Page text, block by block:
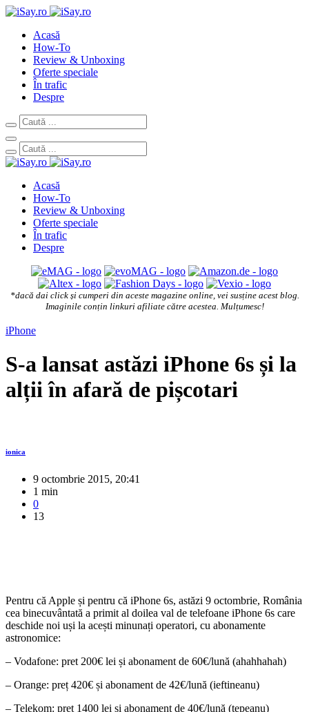
Acasă
How-To
Review & Unboxing
Oferte speciale
În trafic
Despre
Acasă
How-To
Review & Unboxing
Oferte speciale
În trafic
Despre
*dacă dai click și cumperi din aceste magazine online, vei susține acest blog.
Imaginile conțin linkuri afiliate către acestea. Mulțumesc!
iPhone
S-a lansat astăzi iPhone 6s și la
alții în afară de pișcotari
ionica
9 octombrie 2015, 20:41
1 min
0
13
Pentru că Apple și pentru că iPhone 6s, astăzi 9 octombrie, România
cea binecuvântată a primit al doilea val de telefoane iPhone 6s care
deschide noi uși la acești minunați operatori, cu abonamente
astronomice:
– Vodafone: pret 200€ lei și abonament de 60€/lună (ahahhahah)
– Orange: preț 420€ și abonament de 42€/lună (ieftineanu)
– Telekom: preț 1400 lei și abonament de 40€/lună (țepeanu)